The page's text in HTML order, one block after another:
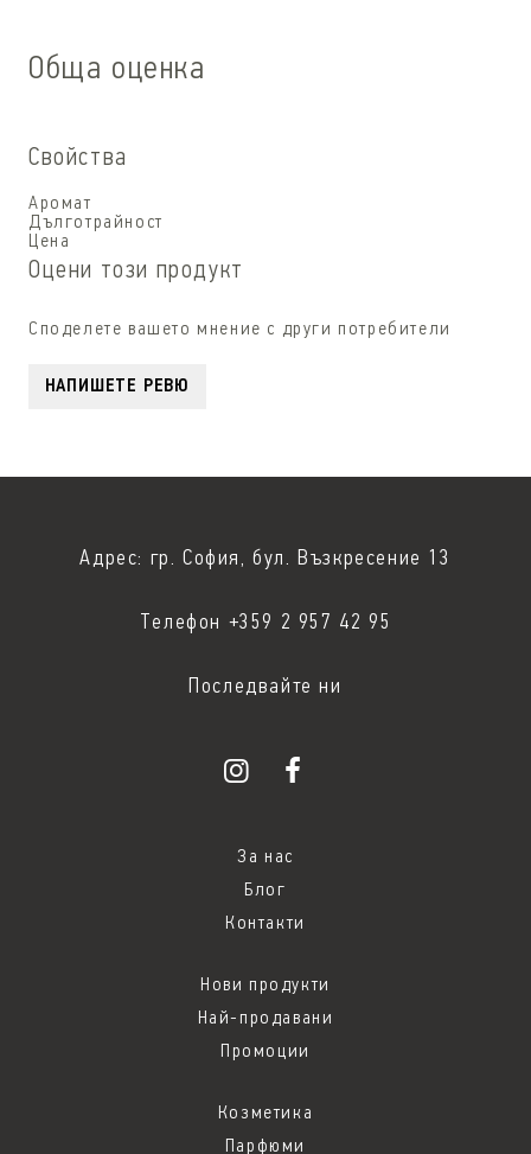
Обща оценка
Свойства
Аромат
Дълготрайност
Цена
Оцени този продукт
Споделете вашето мнение с други потребители
НАПИШЕТЕ РЕВЮ
Адрес: гр. София, бул. Възкресение 13
Телефон +359 2 957 42 95
Последвайте ни
За нас
Блог
Контакти
Нови продукти
Най-продавани
Промоции
Козметика
Парфюми